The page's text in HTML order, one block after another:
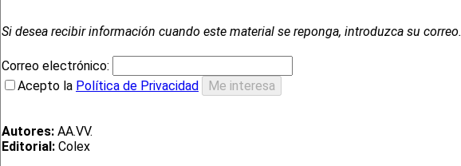
Si desea recibir información cuando este material se reponga, introduzca su correo.
Correo electrónico:
Acepto la Política de Privacidad
Autores: AA.VV.
Editorial: Colex